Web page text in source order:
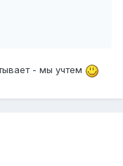
- мы учтем